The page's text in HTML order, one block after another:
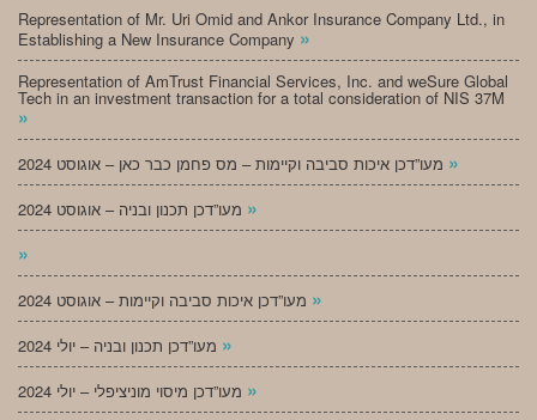
Representation of Mr. Uri Omid and Ankor Insurance Company Ltd., in
Establishing a New Insurance Company »
Representation of AmTrust Financial Services, Inc. and weSure Global
Tech in an investment transaction for a total consideration of NIS 37M
»
»
»
»
»
»
»